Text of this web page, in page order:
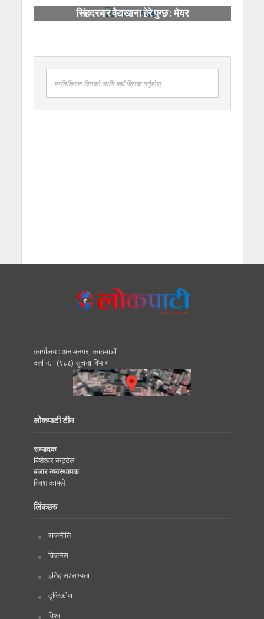
सिंहदरबार वैद्यखाना हेरे पुग्छ : मेयर
प्रतिक्रिया दिनको लागि यहाँ क्लिक गर्नुहोस्
कार्यालय : अनामनगर, काठमाडाैं
दर्ता नं. : (९८८) सूचना विभाग
लोकपाटी टीम
सम्पादक
विशेश्वर कट्टेल
बजार व्यवस्थापक
विवश काफ्ले
लिंकहरु
राजनीति
विजनेस
इतिहास/सभ्यता
दृष्टिकोण
विश्व